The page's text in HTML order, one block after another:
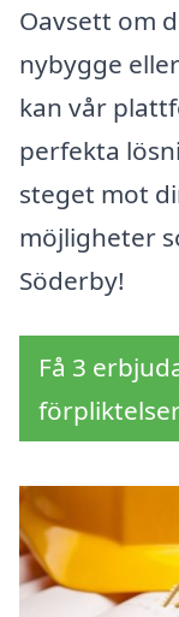
Oavsett om
nybygge
kan vår
perfekta
steget mot
möjligheter
Söderby!
Få 3